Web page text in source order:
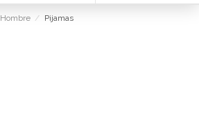
Hombre Pijamas